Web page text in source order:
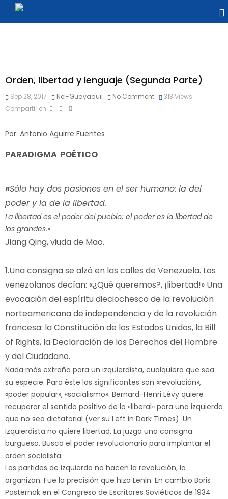
Orden, libertad y lenguaje (Segunda Parte)
Sep 28, 2017 Nel-Guayaquil No Comment 313 Views
Compartir en
Por: Antonio Aguirre Fuentes
PARADIGMA POÉTICO
«Sólo hay dos pasiones en el ser humano: la del
poder y la de la libertad.
La libertad es el poder del pueblo; el poder es la libertad de
los grandes.»
Jiang Qing, viuda de Mao.
1.Una consigna se alzó en las calles de Venezuela. Los
venezolanos decían: «¿Qué queremos?, ¡libertad!» Una
evocación del espíritu dieciochesco de la revolución
norteamericana de independencia y de la revolución
francesa: la Constitución de los Estados Unidos, la Bill
of Rights, la Declaración de los Derechos del Hombre
y del Ciudadano.
Nada más extraño para un izquierdista, cualquiera que sea
su especie. Para éste los significantes son «revolución»,
«poder popular», «socialismo». Bernard-Henri Lévy quiere
recuperar el sentido positivo de lo «liberal» para una izquierda
que no sea dictatorial (ver su Left in Dark Times). Un
izquierdista no quiere libertad. La juzga una consigna
burguesa. Busca el poder revolucionario para implantar el
orden socialista.
Los partidos de izquierda no hacen la revolución, la
organizan. Fue la precisión que hizo Lenin. En cambio Boris
Pasternak en el Congreso de Escritores Soviéticos de 1934